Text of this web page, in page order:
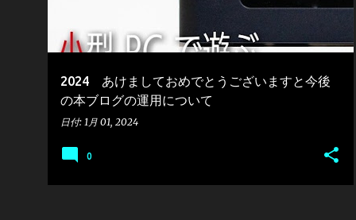
2024 あけましておめでとうございますと今後
の本ブログの運用について
日付: 1月 01, 2024
0